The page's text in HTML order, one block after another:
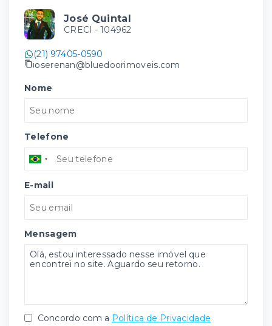
José Quintal
CRECI - 104962
(21) 97405-0590
joserenan@bluedoorimoveis.com
Nome
Telefone
E-mail
Mensagem
Concordo com a Política de Privacidade